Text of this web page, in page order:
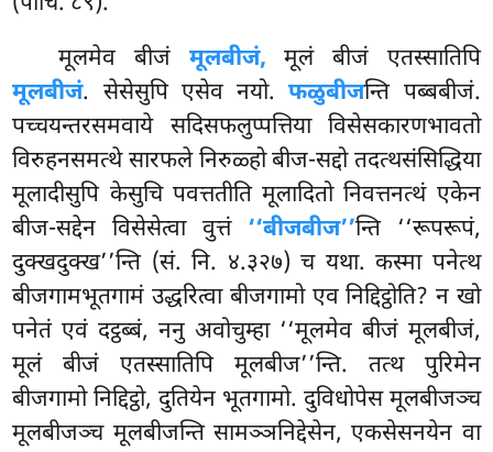
मूलमेव बीजं मूलबीजं, मूलं बीजं एतस्सातिपि
मूलबीजं. सेसेसुपि एसेव नयो.फळुबीजन्ति पब्बबीजं.
पच्चयन्तरसमवाये सदिसफलुप्पत्तिया विसेसकारणभावतो
विरुहनसमत्थेसारफले निरुळ्हो बीज-सद्दो तदत्थसंसिद्धिया
मूलादीसुपि केसुचि पवत्ततीति मूलादितो निवत्तनत्थं एकेन
बीज-सद्देन विसेसेत्वा वुत्तं ‘‘बीजबीज’’न्ति ‘‘रूपरूपं,
दुक्खदुक्ख’’न्ति (सं. नि. ४.३२७) च यथा. कस्मा पनेत्थ
बीजगामभूतगामं उद्धरित्वा बीजगामो एव निद्दिट्ठोति? न खो
पनेतं एवं दट्ठब्बं, ननु अवोचुम्हा ‘‘मूलमेव बीजं मूलबीजं,
मूलं बीजं एतस्सातिपि मूलबीज’’न्ति. तत्थ पुरिमेन
बीजगामो निद्दिट्ठो, दुतियेन भूतगामो. दुविधोपेस मूलबीजञ्च
मूलबीजञ्च मूलबीजन्ति सामञ्ञनिद्देसेन, एकसेसनयेन वा